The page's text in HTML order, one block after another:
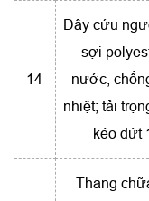
14
Dây cứu
sợi
nước,
nhiệt; tải
kéo đứt
Thang